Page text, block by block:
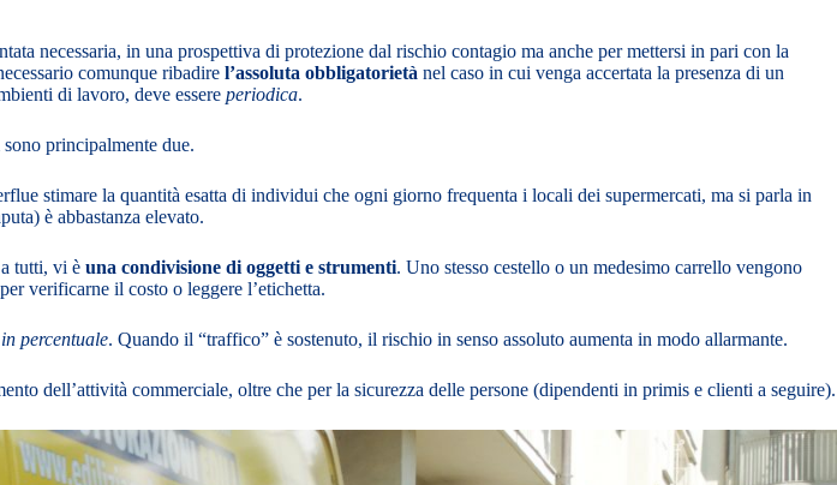
necessaria, in una prospettiva di protezione dal rischio contagio ma anche per mettersi in pari con la
comunque ribadire l’assoluta obbligatorietà nel caso in cui venga accertata la presenza di un
di lavoro, deve essere periodica.
principalmente due.
stimare la quantità esatta di individui che ogni giorno frequenta i locali dei supermercati, ma si parla in
è abbastanza elevato.
tutti, vi è una condivisione di oggetti e strumenti. Uno stesso cestello o un medesimo carrello vengono
verificarne il costo o leggere l’etichetta.
in percentuale. Quando il “traffico” è sostenuto, il rischio in senso assoluto aumenta in modo allarmante.
dell’attività commerciale, oltre che per la sicurezza delle persone (dipendenti in primis e clienti a seguire).